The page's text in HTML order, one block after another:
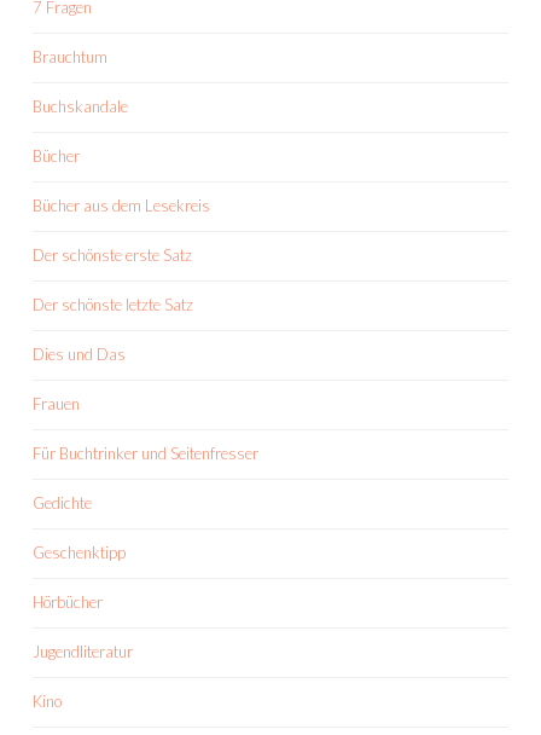
7 Fragen
Brauchtum
Buchskandale
Bücher
Bücher aus dem Lesekreis
Der schönste erste Satz
Der schönste letzte Satz
Dies und Das
Frauen
Für Buchtrinker und Seitenfresser
Gedichte
Geschenktipp
Hörbücher
Jugendliteratur
Kino